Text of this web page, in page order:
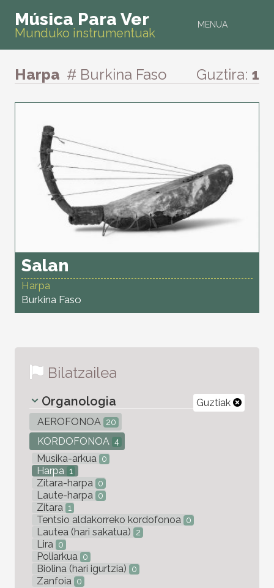
MENUA
Música Para Ver
Munduko instrumentuak
Harpa # Burkina Faso Guztira: 1
Salan
Harpa
Burkina Faso
Bilatzailea
Guztiak
Organologia
AEROFONOA 20
KORDOFONOA 4
Musika-arkua 0
Harpa 1
Zitara-harpa 0
Laute-harpa 0
Zitara 1
Tentsio aldakorreko kordofonoa 0
Lautea (hari sakatua) 2
Lira 0
Poliarkua 0
Biolina (hari igurtzia) 0
Zanfoia 0